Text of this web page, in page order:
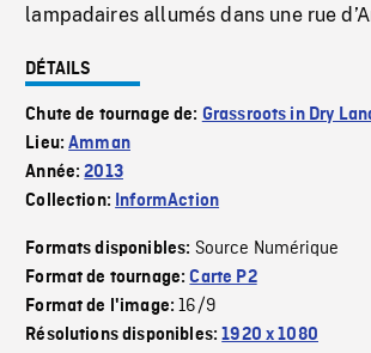
lampadaires allumés dans une rue
DÉTAILS
Chute de tournage de: Grassroots in Dry
Lieu:Amman
Année:2013
Collection: InformAction
Formats disponibles: Source Numérique
Format de tournage:Carte P2
Format de l'image:16/9
Résolutions disponibles:1920 x 1080